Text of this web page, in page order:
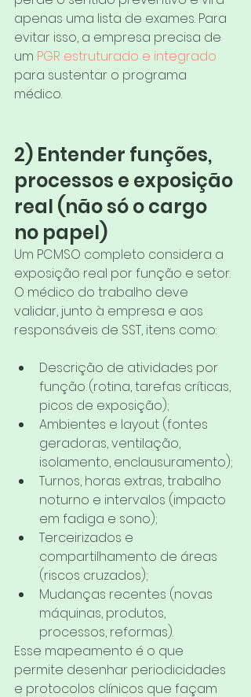
apenas uma lista de exames. Para
evitar isso, a empresa precisa de
um PGR estruturado e integrado
para sustentar o programa
médico.
2) Entender funções,
processos e exposição
real (não só o cargo
no papel)
Um PCMSO completo considera a
exposição real por função e setor.
O médico do trabalho deve
validar, junto à empresa e aos
responsáveis de SST, itens como:
Descrição de atividades por
função (rotina, tarefas críticas,
picos de exposição);
Ambientes e layout (fontes
geradoras, ventilação,
isolamento, enclausuramento);
Turnos, horas extras, trabalho
noturno e intervalos (impacto
em fadiga e sono);
Terceirizados e
compartilhamento de áreas
(riscos cruzados);
Mudanças recentes (novas
máquinas, produtos,
processos, reformas).
Esse mapeamento é o que
permite desenhar periodicidades
e protocolos clínicos que façam